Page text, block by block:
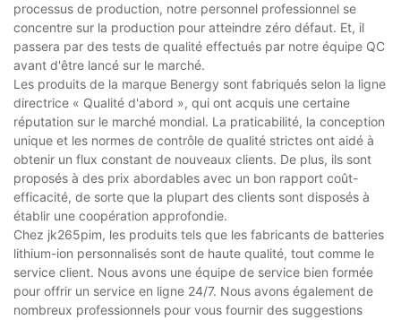
processus de production, notre personnel professionnel se
concentre sur la production pour atteindre zéro défaut. Et, il
passera par des tests de qualité effectués par notre équipe QC
avant d'être lancé sur le marché.
Les produits de la marque Benergy sont fabriqués selon la ligne
directrice « Qualité d'abord », qui ont acquis une certaine
réputation sur le marché mondial. La praticabilité, la conception
unique et les normes de contrôle de qualité strictes ont aidé à
obtenir un flux constant de nouveaux clients. De plus, ils sont
proposés à des prix abordables avec un bon rapport coût-
efficacité, de sorte que la plupart des clients sont disposés à
établir une coopération approfondie.
Chez jk265pim, les produits tels que les fabricants de batteries
lithium-ion personnalisés sont de haute qualité, tout comme le
service client. Nous avons une équipe de service bien formée
pour offrir un service en ligne 24/7. Nous avons également de
nombreux professionnels pour vous fournir des suggestions